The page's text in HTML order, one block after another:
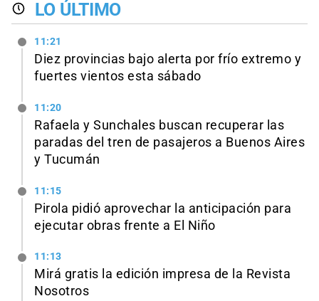
LO ÚLTIMO
11:21
Diez provincias bajo alerta por frío extremo y
fuertes vientos esta sábado
11:20
Rafaela y Sunchales buscan recuperar las
paradas del tren de pasajeros a Buenos Aires
y Tucumán
11:15
Pirola pidió aprovechar la anticipación para
ejecutar obras frente a El Niño
11:13
Mirá gratis la edición impresa de la Revista
Nosotros